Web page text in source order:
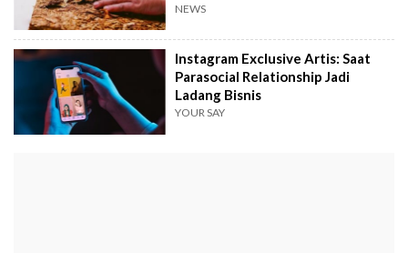
NEWS
Instagram Exclusive Artis: Saat
Parasocial Relationship Jadi
Ladang Bisnis
YOUR SAY